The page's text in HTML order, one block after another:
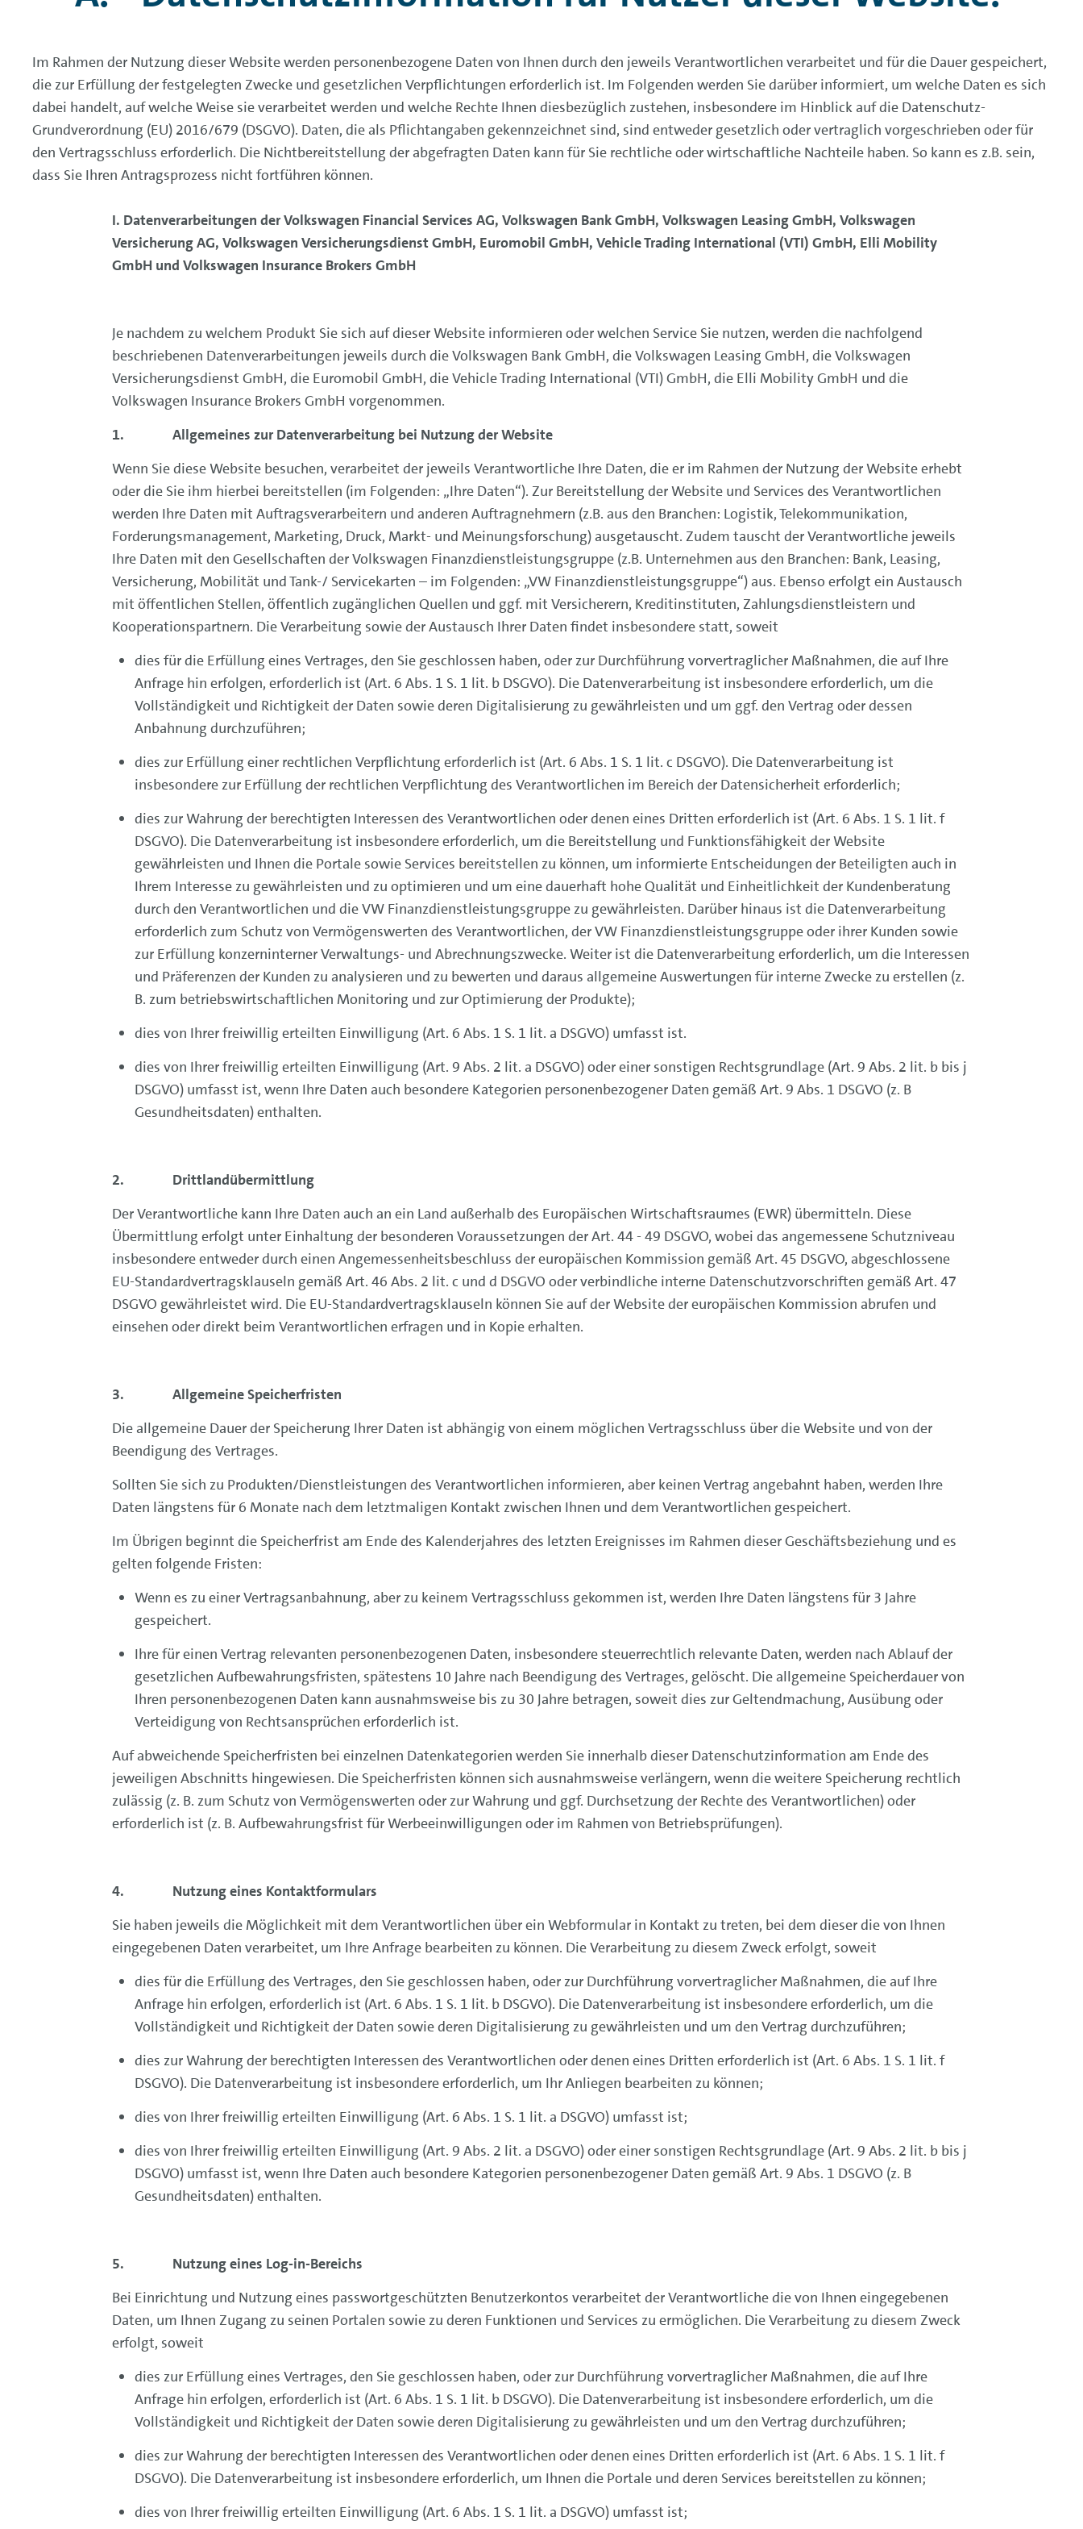
Im Rahmen der Nutzung dieser Website werden personenbezogene Daten von Ihnen durch den jeweils Verantwortlichen verarbeitet und für die Dauer gespeichert,
die zur Erfüllung der festgelegten Zwecke und gesetzlichen Verpflichtungen erforderlich ist. Im Folgenden werden Sie darüber informiert, um welche Daten es sich
dabei handelt, auf welche Weise sie verarbeitet werden und welche Rechte Ihnen diesbezüglich zustehen, insbesondere im Hinblick auf die Datenschutz-
Grundverordnung (EU) 2016/679 (DSGVO). Daten, die als Pflichtangaben gekennzeichnet sind, sind entweder gesetzlich oder vertraglich vorgeschrieben oder für
den Vertragsschluss erforderlich. Die Nichtbereitstellung der abgefragten Daten kann für Sie rechtliche oder wirtschaftliche Nachteile haben. So kann es z.B. sein,
dass Sie Ihren Antragsprozess nicht fortführen können.
I. Datenverarbeitungen der Volkswagen Financial Services AG, Volkswagen Bank GmbH, Volkswagen Leasing GmbH, Volkswagen
Versicherung AG, Volkswagen Versicherungsdienst GmbH, Euromobil GmbH, Vehicle Trading International (VTI) GmbH, Elli Mobility
GmbH und Volkswagen Insurance Brokers GmbH
Je nachdem zu welchem Produkt Sie sich auf dieser Website informieren oder welchen Service Sie nutzen, werden die nachfolgend
beschriebenen Datenverarbeitungen jeweils durch die Volkswagen Bank GmbH, die Volkswagen Leasing GmbH, die Volkswagen
Versicherungsdienst GmbH, die Euromobil GmbH, die Vehicle Trading International (VTI) GmbH, die Elli Mobility GmbH und die
Volkswagen Insurance Brokers GmbH vorgenommen.
1. Allgemeines zur Datenverarbeitung bei Nutzung der Website
Wenn Sie diese Website besuchen, verarbeitet der jeweils Verantwortliche Ihre Daten, die er im Rahmen der Nutzung der Website erhebt
oder die Sie ihm hierbei bereitstellen (im Folgenden: „Ihre Daten“). Zur Bereitstellung der Website und Services des Verantwortlichen
werden Ihre Daten mit Auftragsverarbeitern und anderen Auftragnehmern (z.B. aus den Branchen: Logistik, Telekommunikation,
Forderungsmanagement, Marketing, Druck, Markt- und Meinungsforschung) ausgetauscht. Zudem tauscht der Verantwortliche jeweils
Ihre Daten mit den Gesellschaften der Volkswagen Finanzdienstleistungsgruppe (z.B. Unternehmen aus den Branchen: Bank, Leasing,
Versicherung, Mobilität und Tank-/ Servicekarten – im Folgenden: „VW Finanzdienstleistungsgruppe“) aus. Ebenso erfolgt ein Austausch
mit öffentlichen Stellen, öffentlich zugänglichen Quellen und ggf. mit Versicherern, Kreditinstituten, Zahlungsdienstleistern und
Kooperationspartnern. Die Verarbeitung sowie der Austausch Ihrer Daten findet insbesondere statt, soweit
dies für die Erfüllung eines Vertrages, den Sie geschlossen haben, oder zur Durchführung vorvertraglicher Maßnahmen, die auf Ihre
Anfrage hin erfolgen, erforderlich ist (Art. 6 Abs. 1 S. 1 lit. b DSGVO). Die Datenverarbeitung ist insbesondere erforderlich, um die
Vollständigkeit und Richtigkeit der Daten sowie deren Digitalisierung zu gewährleisten und um ggf. den Vertrag oder dessen
Anbahnung durchzuführen;
dies zur Erfüllung einer rechtlichen Verpflichtung erforderlich ist (Art. 6 Abs. 1 S. 1 lit. c DSGVO). Die Datenverarbeitung ist
insbesondere zur Erfüllung der rechtlichen Verpflichtung des Verantwortlichen im Bereich der Datensicherheit erforderlich;
dies zur Wahrung der berechtigten Interessen des Verantwortlichen oder denen eines Dritten erforderlich ist (Art. 6 Abs. 1 S. 1 lit. f
DSGVO). Die Datenverarbeitung ist insbesondere erforderlich, um die Bereitstellung und Funktionsfähigkeit der Website
gewährleisten und Ihnen die Portale sowie Services bereitstellen zu können, um informierte Entscheidungen der Beteiligten auch in
Ihrem Interesse zu gewährleisten und zu optimieren und um eine dauerhaft hohe Qualität und Einheitlichkeit der Kundenberatung
durch den Verantwortlichen und die VW Finanzdienstleistungsgruppe zu gewährleisten. Darüber hinaus ist die Datenverarbeitung
erforderlich zum Schutz von Vermögenswerten des Verantwortlichen, der VW Finanzdienstleistungsgruppe oder ihrer Kunden sowie
zur Erfüllung konzerninterner Verwaltungs- und Abrechnungszwecke. Weiter ist die Datenverarbeitung erforderlich, um die Interessen
und Präferenzen der Kunden zu analysieren und zu bewerten und daraus allgemeine Auswertungen für interne Zwecke zu erstellen (z.
B. zum betriebswirtschaftlichen Monitoring und zur Optimierung der Produkte);
dies von Ihrer freiwillig erteilten Einwilligung (Art. 6 Abs. 1 S. 1 lit. a DSGVO) umfasst ist.
dies von Ihrer freiwillig erteilten Einwilligung (Art. 9 Abs. 2 lit. a DSGVO) oder einer sonstigen Rechtsgrundlage (Art. 9 Abs. 2 lit. b bis j
DSGVO) umfasst ist, wenn Ihre Daten auch besondere Kategorien personenbezogener Daten gemäß Art. 9 Abs. 1 DSGVO (z. B
Gesundheitsdaten) enthalten.
2. Drittlandübermittlung
Der Verantwortliche kann Ihre Daten auch an ein Land außerhalb des Europäischen Wirtschaftsraumes (EWR) übermitteln. Diese
Übermittlung erfolgt unter Einhaltung der besonderen Voraussetzungen der Art. 44 - 49 DSGVO, wobei das angemessene Schutzniveau
insbesondere entweder durch einen Angemessenheitsbeschluss der europäischen Kommission gemäß Art. 45 DSGVO, abgeschlossene
EU-Standardvertragsklauseln gemäß Art. 46 Abs. 2 lit. c und d DSGVO oder verbindliche interne Datenschutzvorschriften gemäß Art. 47
DSGVO gewährleistet wird. Die EU-Standardvertragsklauseln können Sie auf der Website der europäischen Kommission abrufen und
einsehen oder direkt beim Verantwortlichen erfragen und in Kopie erhalten.
3. Allgemeine Speicherfristen
Die allgemeine Dauer der Speicherung Ihrer Daten ist abhängig von einem möglichen Vertragsschluss über die Website und von der
Beendigung des Vertrages.
Sollten Sie sich zu Produkten/Dienstleistungen des Verantwortlichen informieren, aber keinen Vertrag angebahnt haben, werden Ihre
Daten längstens für 6 Monate nach dem letztmaligen Kontakt zwischen Ihnen und dem Verantwortlichen gespeichert.
Im Übrigen beginnt die Speicherfrist am Ende des Kalenderjahres des letzten Ereignisses im Rahmen dieser Geschäftsbeziehung und es
gelten folgende Fristen:
Wenn es zu einer Vertragsanbahnung, aber zu keinem Vertragsschluss gekommen ist, werden Ihre Daten längstens für 3 Jahre
gespeichert.
Ihre für einen Vertrag relevanten personenbezogenen Daten, insbesondere steuerrechtlich relevante Daten, werden nach Ablauf der
gesetzlichen Aufbewahrungsfristen, spätestens 10 Jahre nach Beendigung des Vertrages, gelöscht. Die allgemeine Speicherdauer von
Ihren personenbezogenen Daten kann ausnahmsweise bis zu 30 Jahre betragen, soweit dies zur Geltendmachung, Ausübung oder
Verteidigung von Rechtsansprüchen erforderlich ist.
Auf abweichende Speicherfristen bei einzelnen Datenkategorien werden Sie innerhalb dieser Datenschutzinformation am Ende des
jeweiligen Abschnitts hingewiesen. Die Speicherfristen können sich ausnahmsweise verlängern, wenn die weitere Speicherung rechtlich
zulässig (z. B. zum Schutz von Vermögenswerten oder zur Wahrung und ggf. Durchsetzung der Rechte des Verantwortlichen) oder
erforderlich ist (z. B. Aufbewahrungsfrist für Werbeeinwilligungen oder im Rahmen von Betriebsprüfungen).
4. Nutzung eines Kontaktformulars
Sie haben jeweils die Möglichkeit mit dem Verantwortlichen über ein Webformular in Kontakt zu treten, bei dem dieser die von Ihnen
eingegebenen Daten verarbeitet, um Ihre Anfrage bearbeiten zu können. Die Verarbeitung zu diesem Zweck erfolgt, soweit
dies für die Erfüllung des Vertrages, den Sie geschlossen haben, oder zur Durchführung vorvertraglicher Maßnahmen, die auf Ihre
Anfrage hin erfolgen, erforderlich ist (Art. 6 Abs. 1 S. 1 lit. b DSGVO). Die Datenverarbeitung ist insbesondere erforderlich, um die
Vollständigkeit und Richtigkeit der Daten sowie deren Digitalisierung zu gewährleisten und um den Vertrag durchzuführen;
dies zur Wahrung der berechtigten Interessen des Verantwortlichen oder denen eines Dritten erforderlich ist (Art. 6 Abs. 1 S. 1 lit. f
DSGVO). Die Datenverarbeitung ist insbesondere erforderlich, um Ihr Anliegen bearbeiten zu können;
dies von Ihrer freiwillig erteilten Einwilligung (Art. 6 Abs. 1 S. 1 lit. a DSGVO) umfasst ist;
dies von Ihrer freiwillig erteilten Einwilligung (Art. 9 Abs. 2 lit. a DSGVO) oder einer sonstigen Rechtsgrundlage (Art. 9 Abs. 2 lit. b bis j
DSGVO) umfasst ist, wenn Ihre Daten auch besondere Kategorien personenbezogener Daten gemäß Art. 9 Abs. 1 DSGVO (z. B
Gesundheitsdaten) enthalten.
5. Nutzung eines Log-in-Bereichs
Bei Einrichtung und Nutzung eines passwortgeschützten Benutzerkontos verarbeitet der Verantwortliche die von Ihnen eingegebenen
Daten, um Ihnen Zugang zu seinen Portalen sowie zu deren Funktionen und Services zu ermöglichen. Die Verarbeitung zu diesem Zweck
erfolgt, soweit
dies zur Erfüllung eines Vertrages, den Sie geschlossen haben, oder zur Durchführung vorvertraglicher Maßnahmen, die auf Ihre
Anfrage hin erfolgen, erforderlich ist (Art. 6 Abs. 1 S. 1 lit. b DSGVO). Die Datenverarbeitung ist insbesondere erforderlich, um die
Vollständigkeit und Richtigkeit der Daten sowie deren Digitalisierung zu gewährleisten und um den Vertrag durchzuführen;
dies zur Wahrung der berechtigten Interessen des Verantwortlichen oder denen eines Dritten erforderlich ist (Art. 6 Abs. 1 S. 1 lit. f
DSGVO). Die Datenverarbeitung ist insbesondere erforderlich, um Ihnen die Portale und deren Services bereitstellen zu können;
dies von Ihrer freiwillig erteilten Einwilligung (Art. 6 Abs. 1 S. 1 lit. a DSGVO) umfasst ist;